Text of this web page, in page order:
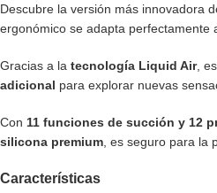
Descubre la versión más innovadora
ergonómico se adapta perfectamente
Gracias a la tecnología Liquid Air,
adicional para explorar nuevas
Con 11 funciones de succión y 12
silicona premium , es seguro para la
Características